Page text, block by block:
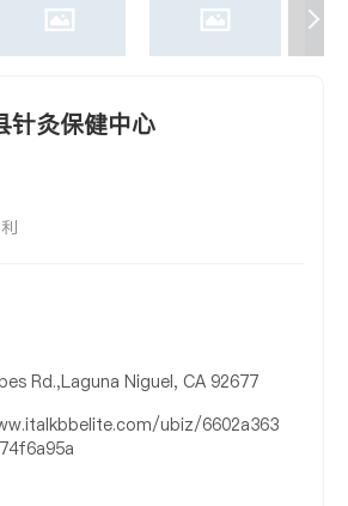
针灸保健中心
Rd.,Laguna Niguel, CA 92677
ubiz/6602a363